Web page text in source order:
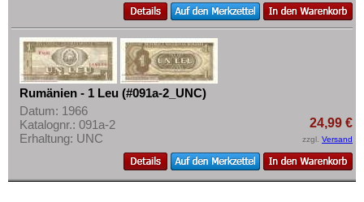
Rumänien - 1 Leu (#091a-2_UNC)
Datum: 1966
Katalognr.: 091a-2
Erhaltung: UNC
24,99 €
zzgl. Versand